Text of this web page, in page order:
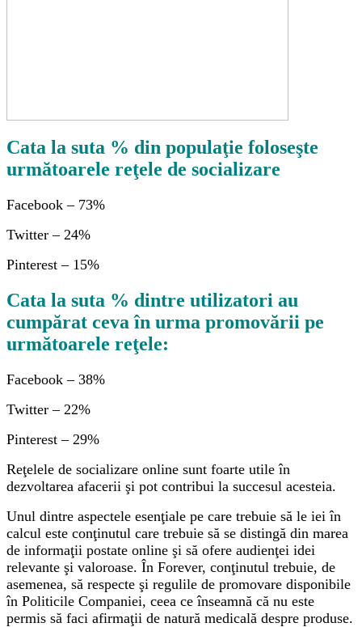
Cata la suta % din populaţie foloseşte
următoarele reţele de socializare
Facebook – 73%
Twitter – 24%
Pinterest – 15%
Cata la suta % dintre utilizatori au
cumpărat ceva în urma promovării pe
următoarele reţele:
Facebook – 38%
Twitter – 22%
Pinterest – 29%
Reţelele de socializare online sunt foarte utile în
dezvoltarea afacerii şi pot contribui la succesul acesteia.
Unul dintre aspectele esenţiale pe care trebuie să le iei în
calcul este conţinutul care trebuie să se distingă din marea
de informaţii postate online şi să ofere audienţei idei
relevante şi valoroase. În Forever, conţinutul trebuie, de
asemenea, să respecte şi regulile de promovare disponibile
în Politicile Companiei, ceea ce înseamnă că nu este
permis să faci afirmaţii de natură medicală despre produse.